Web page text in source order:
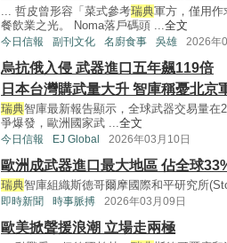
... 哲皮曾形容「菜式參考瑞典軍方，僅用作
餐飲業之光。 Noma落戶碼頭 ...全文
今日信報 副刊文化 名廚食事 吳雄 2026年
烏抗俄入侵 武器進口五年飆119倍
日本台灣購武量大升 智庫稱憂北京
瑞典智庫最新報告顯示，全球武器交易量
爭爆發，歐洲國家武 ...全文
今日信報 EJ Global 2026年03月10日
歐洲成武器進口最大地區 佔全球
瑞典智庫組織斯德哥爾摩國際和平研究所
即時新聞 時事脈搏 2026年03月09日
歐美掀聲援浪潮 立場走兩極